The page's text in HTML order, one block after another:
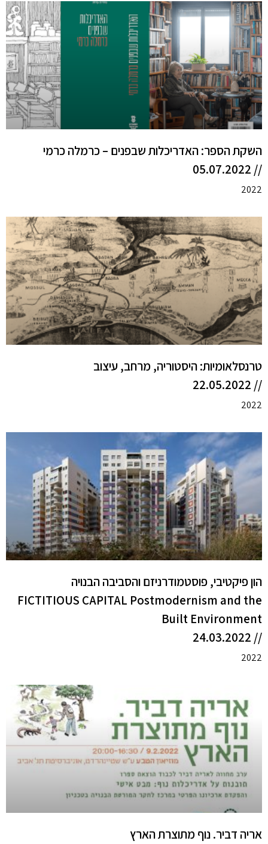
השקת הספר: האדריכלות שבפנים – כרמלה כרמי
// 05.07.2022
2022
טרנסלאומיות: היסטוריה, מרחב, עיצוב
// 22.05.2022
2022
הון פיקטיבי, פוסטמודרניזם והסביבה הבנויה
FICTITIOUS CAPITAL Postmodernism and the
Built Environment
// 24.03.2022
2022
אריה דביר. נוף מתוצרת הארץ